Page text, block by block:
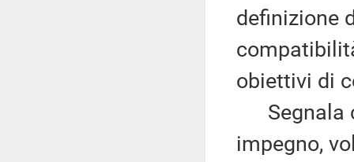
definizione
obiettivi di
Segnala
impegno,